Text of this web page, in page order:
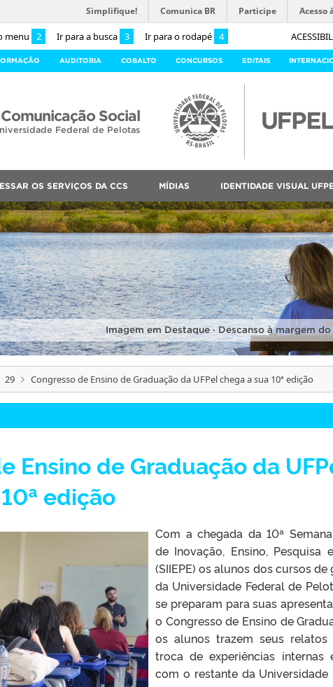
menu 2 Ir para a busca 3 Ir para o rodapé 4
Simplifique! Comunica BR Participe Acesso
AUDITORIA COBALTO CONCURSOS EDITAIS
Social
Federal de Pelotas
OS SERVIÇOS DA CCS MÍDIAS IDENTIDADE VISUAL
Imagem em Destaque · Descanso à margem
29 Congresso de Ensino de Graduação da UFPel chega a sua 10ª edição
Ensino de Graduação da
edição
Com a chegada da 10ª
de Inovação, Ensino, Pesquisa
(SIIEPE) os alunos dos cursos de
da Universidade Federal de
se preparam para suas
o Congresso de Ensino de
os alunos trazem seus relatos
troca de experiências internas
com o restante da